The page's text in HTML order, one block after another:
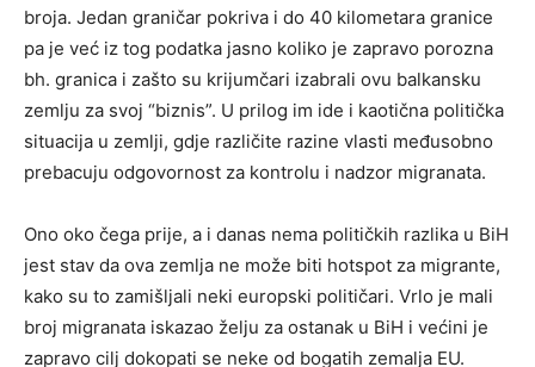
broja. Jedan graničar pokriva i do 40 kilometara granice
pa je već iz tog podatka jasno koliko je zapravo porozna
bh. granica i zašto su krijumčari izabrali ovu balkansku
zemlju za svoj “biznis”. U prilog im ide i kaotična politička
situacija u zemlji, gdje različite razine vlasti međusobno
prebacuju odgovornost za kontrolu i nadzor migranata.
Ono oko čega prije, a i danas nema političkih razlika u BiH
jest stav da ova zemlja ne može biti hotspot za migrante,
kako su to zamišljali neki europski političari. Vrlo je mali
broj migranata iskazao želju za ostanak u BiH i većini je
zapravo cilj dokopati se neke od bogatih zemalja EU.